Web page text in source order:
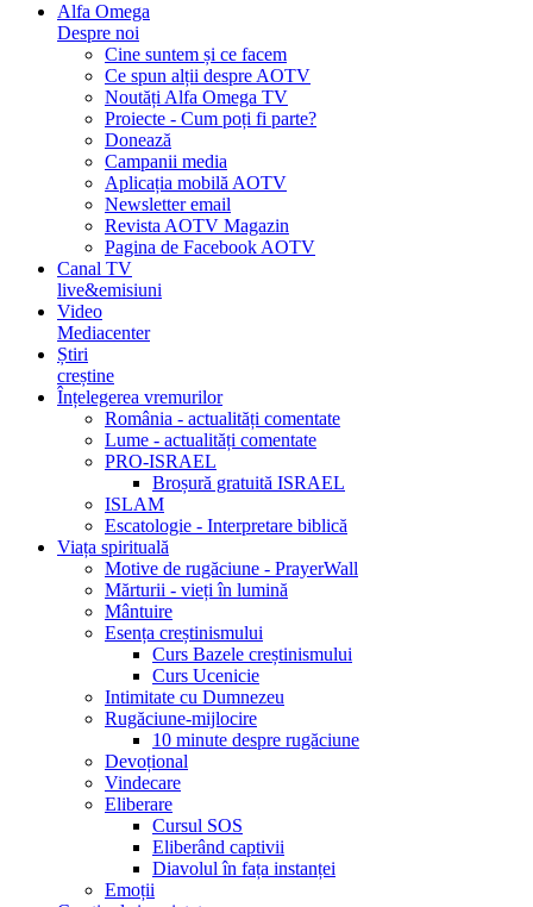
Alfa Omega
Despre noi
Cine suntem și ce facem
Ce spun alții despre AOTV
Noutăți Alfa Omega TV
Proiecte - Cum poți fi parte?
Donează
Campanii media
Aplicația mobilă AOTV
Newsletter email
Revista AOTV Magazin
Pagina de Facebook AOTV
Canal TV
live&emisiuni
Video
Mediacenter
Știri
creștine
Înțelegerea vremurilor
România - actualități comentate
Lume - actualități comentate
PRO-ISRAEL
Broșură gratuită ISRAEL
ISLAM
Escatologie - Interpretare biblică
Viața spirituală
Motive de rugăciune - PrayerWall
Mărturii - vieți în lumină
Mântuire
Esența creștinismului
Curs Bazele creștinismului
Curs Ucenicie
Intimitate cu Dumnezeu
Rugăciune-mijlocire
10 minute despre rugăciune
Devoțional
Vindecare
Eliberare
Cursul SOS
Eliberând captivii
Diavolul în fața instanței
Emoții